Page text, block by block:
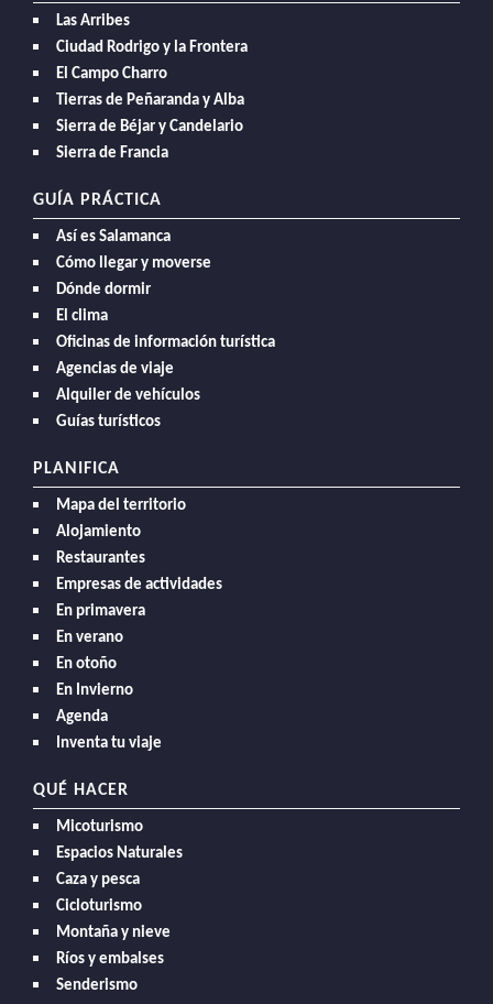
Las Arribes
Ciudad Rodrigo y la Frontera
El Campo Charro
Tierras de Peñaranda y Alba
Sierra de Béjar y Candelario
Sierra de Francia
GUÍA PRÁCTICA
Así es Salamanca
Cómo llegar y moverse
Dónde dormir
El clima
Oficinas de información turística
Agencias de viaje
Alquiler de vehículos
Guías turísticos
PLANIFICA
Mapa del territorio
Alojamiento
Restaurantes
Empresas de actividades
En primavera
En verano
En otoño
En Invierno
Agenda
Inventa tu viaje
QUÉ HACER
Micoturismo
Espacios Naturales
Caza y pesca
Cicloturismo
Montaña y nieve
Ríos y embalses
Senderismo